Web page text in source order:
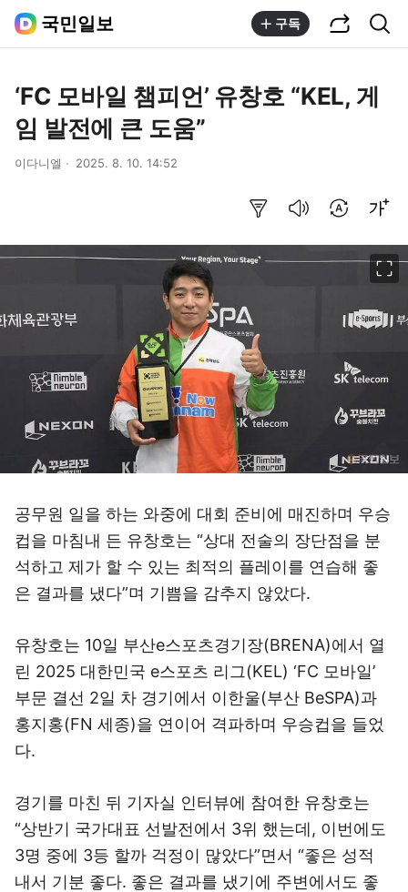
국민일보 구독
‘FC 모바일 챔피언’ 유창호 “KEL, 게
임 발전에 큰 도움”
이다니엘 2025. 8. 10. 14:52
공무원 일을 하는 와중에 대회 준비에 매진하며 우승
컵을 마침내 든 유창호는 “상대 전술의 장단점을 분
석하고 제가 할 수 있는 최적의 플레이를 연습해 좋
은 결과를 냈다”며 기쁨을 감추지 않았다.
유창호는 10일 부산e스포츠경기장(BRENA)에서 열
린 2025 대한민국 e스포츠 리그(KEL) ‘FC 모바일’
부문 결선 2일 차 경기에서 이한울(부산 BeSPA)과
홍지홍(FN 세종)을 연이어 격파하며 우승컵을 들었
다.
경기를 마친 뒤 기자실 인터뷰에 참여한 유창호는
“상반기 국가대표 선발전에서 3위 했는데, 이번에도
3명 중에 3등 할까 걱정이 많았다”면서 “좋은 성적
내서 기분 좋다. 좋은 결과를 냈기에 주변에서도 좋